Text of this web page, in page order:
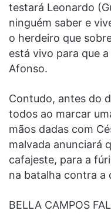
testará Leonardo
ninguém saber e
o herdeiro que
está vivo para que
Afonso.
Contudo, antes do
todos ao marcar
mãos dadas com
malvada anunciará
cafajeste, para a
na batalha contra a
BELLA CAMPOS